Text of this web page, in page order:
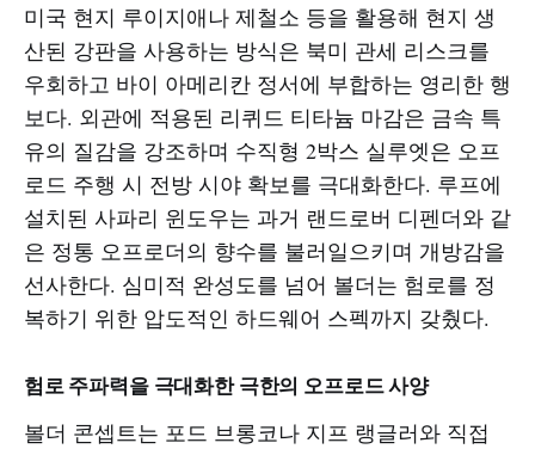
미국 현지 루이지애나 제철소 등을 활용해 현지 생
산된 강판을 사용하는 방식은 북미 관세 리스크를
우회하고 바이 아메리칸 정서에 부합하는 영리한 행
보다. 외관에 적용된 리퀴드 티타늄 마감은 금속 특
유의 질감을 강조하며 수직형 2박스 실루엣은 오프
로드 주행 시 전방 시야 확보를 극대화한다. 루프에
설치된 사파리 윈도우는 과거 랜드로버 디펜더와 같
은 정통 오프로더의 향수를 불러일으키며 개방감을
선사한다. 심미적 완성도를 넘어 볼더는 험로를 정
복하기 위한 압도적인 하드웨어 스펙까지 갖췄다.
험로 주파력을 극대화한 극한의 오프로드 사양
볼더 콘셉트는 포드 브롱코나 지프 랭글러와 직접